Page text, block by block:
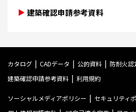
建築確認申請参考資料
カタログ CADデータ 公的資料
防耐火認
建築確認申請参考資料
利用規約
ソーシャルメディアポリシー セキュリティ